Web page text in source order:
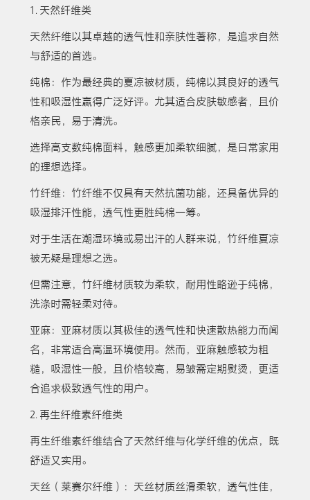
1. 天然纤维类
天然纤维以其卓越的透气性和亲肤性著称，是追求自然
与舒适的首选。
纯棉：作为最经典的夏凉被材质，纯棉以其良好的透气
性和吸湿性赢得广泛好评。尤其适合皮肤敏感者，且价
格亲民，易于清洗。
选择高支数纯棉面料，触感更加柔软细腻，是日常家用
的理想选择。
竹纤维：竹纤维不仅具有天然抗菌功能，还具备优异的
吸湿排汗性能，透气性更胜纯棉一筹。
对于生活在潮湿环境或易出汗的人群来说，竹纤维夏凉
被无疑是理想之选。
但需注意，竹纤维材质较为柔软，耐用性略逊于纯棉，
洗涤时需轻柔对待。
亚麻：亚麻材质以其极佳的透气性和快速散热能力而闻
名，非常适合高温环境使用。然而，亚麻触感较为粗
糙，吸湿性一般，且价格较高，易皱需定期熨烫，更适
合追求极致透气性的用户。
2. 再生纤维素纤维类
再生纤维素纤维结合了天然纤维与化学纤维的优点，既
舒适又实用。
天丝（莱赛尔纤维）：天丝材质丝滑柔软，透气性佳，